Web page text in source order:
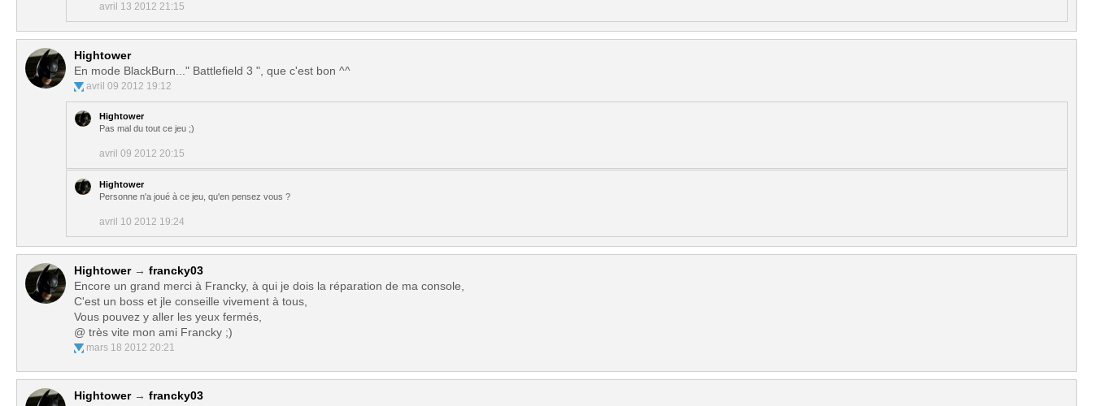
avril 13 2012 21:15
Hightower
En mode BlackBurn..." Battlefield 3 ", que c'est bon ^^
avril 09 2012 19:12
Hightower
Pas mal du tout ce jeu ;)
avril 09 2012 20:15
Hightower
Personne n'a joué à ce jeu, qu'en pensez vous ?
avril 10 2012 19:24
Hightower→ francky03
Encore un grand merci à Francky, à qui je dois la réparation de ma console,
C'est un boss et jle conseille vivement à tous,
Vous pouvez y aller les yeux fermés,
@ très vite mon ami Francky ;)
mars 18 2012 20:21
Hightower→ francky03